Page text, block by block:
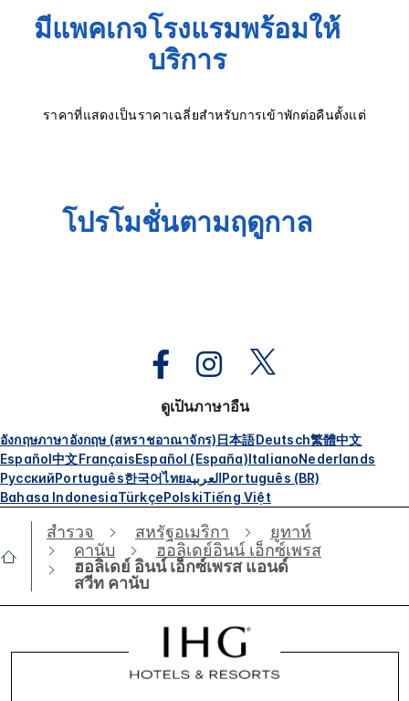
มีแพคเกจโรงแรมพร้อมให้
บริการ
ราคาที่แสดงเป็นราคาเฉลี่ยสำหรับการเข้าพักต่อคืนตั้งแต่
โปรโมชั่นตามฤดูกาล
ดูเป็นภาษาอื่น
อังกฤษภาษาอังกฤษ (สหราชอาณาจักร)日本語Deutsch繁體中文
Español中文FrançaisEspañol (España)ItalianoNederlands
РусскийPortuguês한국어ไทยالعربيةPortuguês (BR)
Bahasa IndonesiaTürkçePolskiTiếng Việt
สำรวจ สหรัฐอเมริกา
ยูทาห์
คานับ
ฮอลิเดย์อินน์ เอ็กซ์เพรส
ฮอลิเดย์ อินน์ เอ็กซ์เพรส แอนด์
สวีท คานับ